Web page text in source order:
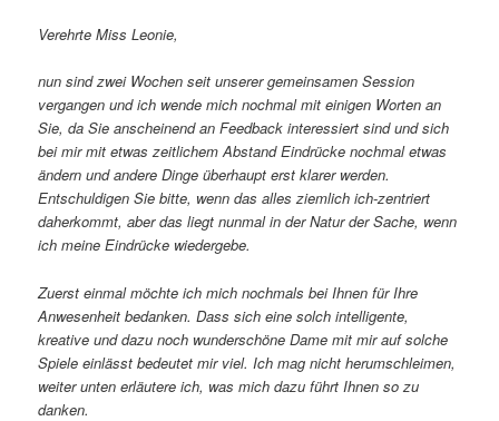
Verehrte Miss Leonie,
nun sind zwei Wochen seit unserer gemeinsamen Session
vergangen und ich wende mich nochmal mit einigen Worten an
Sie, da Sie anscheinend an Feedback interessiert sind und sich
bei mir mit etwas zeitlichem Abstand Eindrücke nochmal etwas
ändern und andere Dinge überhaupt erst klarer werden.
Entschuldigen Sie bitte, wenn das alles ziemlich ich-zentriert
daherkommt, aber das liegt nunmal in der Natur der Sache, wenn
ich meine Eindrücke wiedergebe.
Zuerst einmal möchte ich mich nochmals bei Ihnen für Ihre
Anwesenheit bedanken. Dass sich eine solch intelligente,
kreative und dazu noch wunderschöne Dame mit mir auf solche
Spiele einlässt bedeutet mir viel. Ich mag nicht herumschleimen,
weiter unten erläutere ich, was mich dazu führt Ihnen so zu
danken.